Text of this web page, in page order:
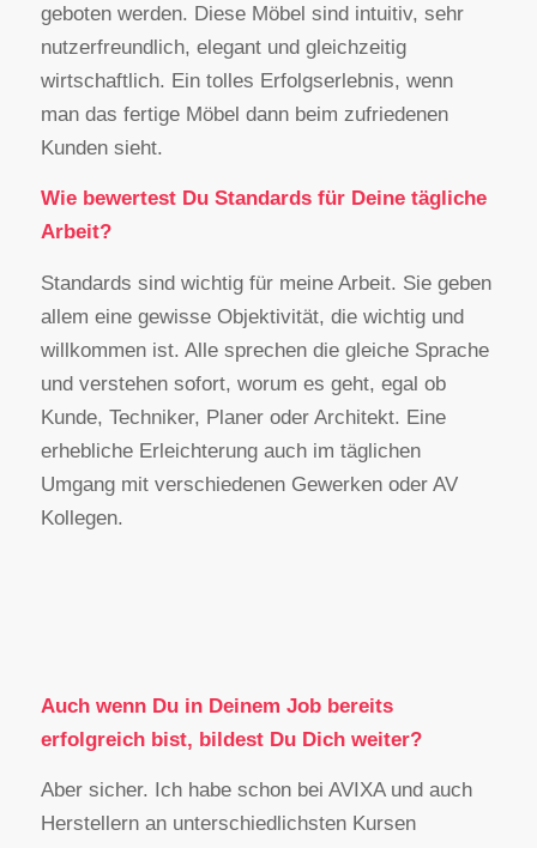
geboten werden. Diese Möbel sind intuitiv, sehr
nutzerfreundlich, elegant und gleichzeitig
wirtschaftlich. Ein tolles Erfolgserlebnis, wenn
man das fertige Möbel dann beim zufriedenen
Kunden sieht.
Wie bewertest Du Standards für Deine tägliche
Arbeit?
Standards sind wichtig für meine Arbeit. Sie geben
allem eine gewisse Objektivität, die wichtig und
willkommen ist. Alle sprechen die gleiche Sprache
und verstehen sofort, worum es geht, egal ob
Kunde, Techniker, Planer oder Architekt. Eine
erhebliche Erleichterung auch im täglichen
Umgang mit verschiedenen Gewerken oder AV
Kollegen.
Auch wenn Du in Deinem Job bereits
erfolgreich bist, bildest Du Dich weiter?
Aber sicher. Ich habe schon bei AVIXA und auch
Herstellern an unterschiedlichsten Kursen